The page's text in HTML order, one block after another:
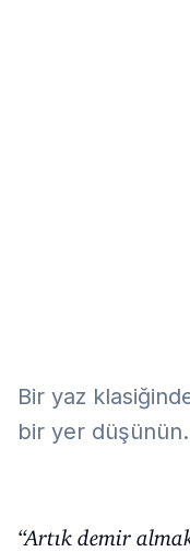
Bir yaz
bir yer düşünün.
“Artık demir